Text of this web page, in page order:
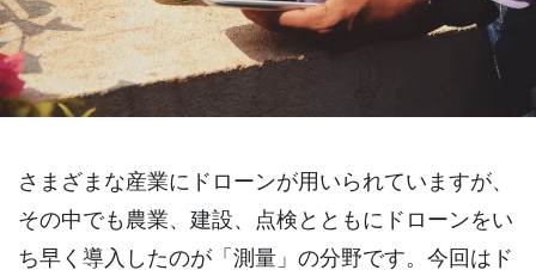
さまざまな産業にドローンが用いられていますが、
その中でも農業、建設、点検とともにドローンをい
ち早く導入したのが「測量」の分野です。今回はド